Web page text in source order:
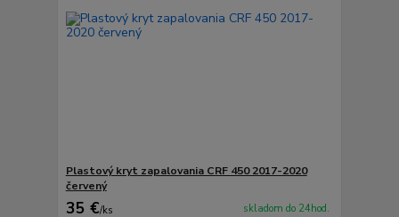
Plastový kryt zapalovania CRF 450 2017-2020
červený
35 €/ks skladom do 24hod.